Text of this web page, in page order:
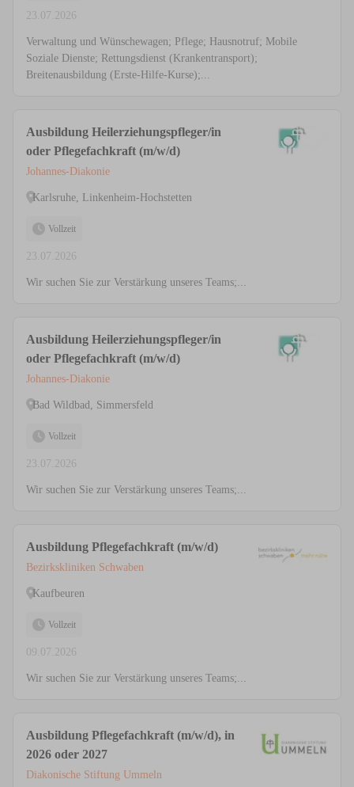
23.07.2026
Verwaltung und Wünschewagen; Pflege; Hausnotruf; Mobile
Soziale Dienste; Rettungsdienst (Krankentransport);
Breitenausbildung (Erste-Hilfe-Kurse);...
Ausbildung Heilerziehungspfleger/in
oder Pflegefachkraft (m/w/d)
Johannes-Diakonie
Karlsruhe, Linkenheim-Hochstetten
Vollzeit
23.07.2026
Wir suchen Sie zur Verstärkung unseres Teams;...
Ausbildung Heilerziehungspfleger/in
oder Pflegefachkraft (m/w/d)
Johannes-Diakonie
Bad Wildbad, Simmersfeld
Vollzeit
23.07.2026
Wir suchen Sie zur Verstärkung unseres Teams;...
Ausbildung Pflegefachkraft (m/w/d)
Bezirkskliniken Schwaben
Kaufbeuren
Vollzeit
09.07.2026
Wir suchen Sie zur Verstärkung unseres Teams;...
Ausbildung Pflegefachkraft (m/w/d), in
2026 oder 2027
Diakonische Stiftung Ummeln